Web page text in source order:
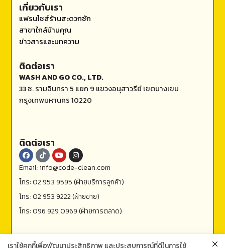
ติดต่อเรา
WASH AND GO CO., LTD.
33 ซ. รามอินทรา 5 แยก 9 แขวงอนุสาวรีย์ เขตบางเขน
กรุงเทพมหานคร 10220
เกี่ยวกับเรา
แฟรนไชส์ร้านสะดวกซัก
สาขาใกล้บ้านคุณ
ข่าวสารและบทความ
ติดต่อเรา
Email: info@code-clean.com
โทร: 02 953 9595 (ฝ่ายบริการลูกค้า)
โทร: 02 953 9222 (ฝ่ายขาย)
โทร: 096 929 0969 (ฝ่ายการตลาด)